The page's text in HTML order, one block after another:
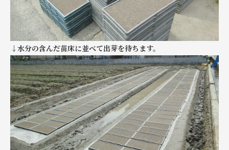
↓水分の含んだ苗床に並べて出芽を待ちます。